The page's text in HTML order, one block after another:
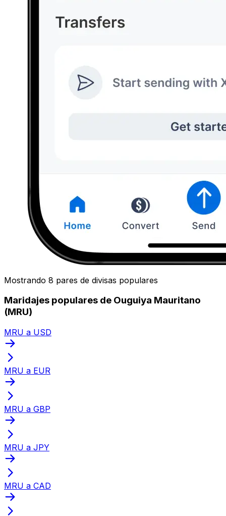
Mostrando 8 pares de divisas populares
Maridajes populares de Ouguiya Mauritano
(MRU)
MRU a USD
MRU a EUR
MRU a GBP
MRU a JPY
MRU a CAD